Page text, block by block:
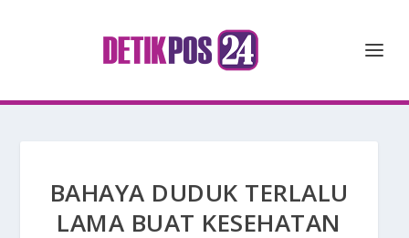
BAHAYA DUDUK TERLALU
LAMA BUAT KESEHATAN